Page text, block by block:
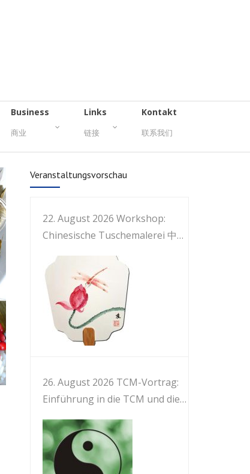
Business
商业
Links
链接
Kontakt
联系我们
Veranstaltungsvorschau
22. August 2026 Workshop:
Chinesische Tuschemalerei 中国
26. August 2026 TCM-Vortrag:
Einführung in die TCM und die
体经络简介